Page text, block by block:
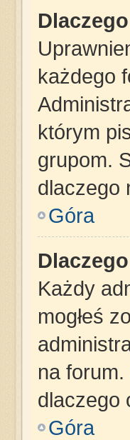
każdego
którym
grupom.
dlaczego
Góra
Każdy
mogłeś
na
dlaczego
Góra